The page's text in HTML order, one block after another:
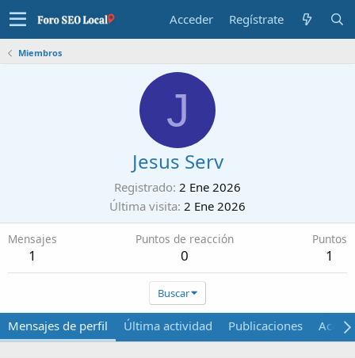
Acceder Regístrate
Miembros
J
Jesus Serv
Registrado 2 Ene 2026
Última visita 2 Ene 2026
Mensajes
1
Puntos de reacción
0
Puntos
1
Buscar
Mensajes de perfil Última actividad Publicaciones Acerca